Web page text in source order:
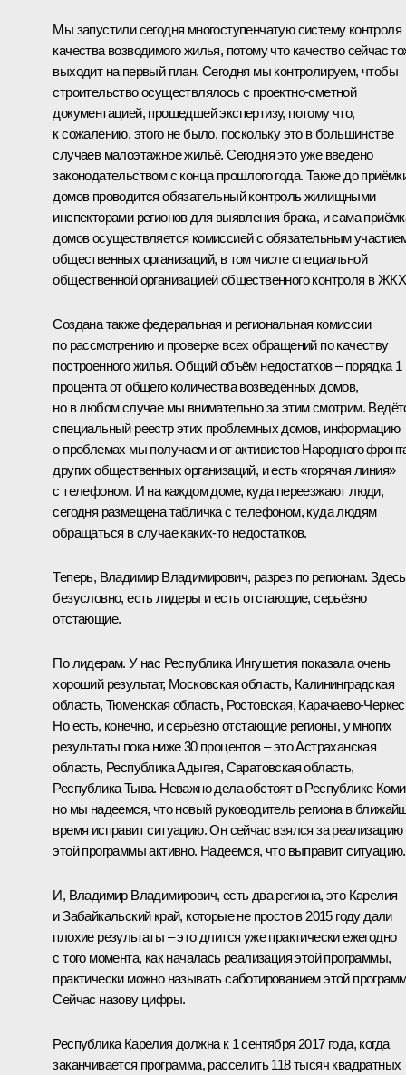
Мы запустили сегодня многоступенчатую систему контроля
качества возводимого жилья, потому что качество сейчас
выходит на первый план. Сегодня мы контролируем, чтобы
строительство осуществлялось с проектно-сметной
документацией, прошедшей экспертизу, потому что,
к сожалению, этого не было, поскольку это в большинстве
случаев малоэтажное жильё. Сегодня это уже введено
законодательством с конца прошлого года. Также до
домов проводится обязательный контроль жилищными
инспекторами регионов для выявления брака, и сама
домов осуществляется комиссией с обязательным
общественных организаций, в том числе специальной
общественной организацией общественного контроля в
Создана также федеральная и региональная комиссии
по рассмотрению и проверке всех обращений по качеству
построенного жилья. Общий объём недостатков – порядка 1
процента от общего количества возведённых домов,
но в любом случае мы внимательно за этим смотрим.
специальный реестр этих проблемных домов, информацию
о проблемах мы получаем и от активистов Народного
других общественных организаций, и есть «горячая линия»
с телефоном. И на каждом доме, куда переезжают люди,
сегодня размещена табличка с телефоном, куда людям
обращаться в случае каких‑то недостатков.
Теперь, Владимир Владимирович, разрез по регионам.
безусловно, есть лидеры и есть отстающие, серьёзно
отстающие.
По лидерам. У нас Республика Ингушетия показала очень
хороший результат, Московская область, Калининградская
область, Тюменская область, Ростовская, Карачаево-
Но есть, конечно, и серьёзно отстающие регионы, у многих
результаты пока ниже 30 процентов – это Астраханская
область, Республика Адыгея, Саратовская область,
Республика Тыва. Неважно дела обстоят в Республике
но мы надеемся, что новый руководитель региона в
время исправит ситуацию. Он сейчас взялся за реализацию
этой программы активно. Надеемся, что выправит ситуацию.
И, Владимир Владимирович, есть два региона, это Карелия
и Забайкальский край, которые не просто в 2015 году дали
плохие результаты – это длится уже практически ежегодно
с того момента, как началась реализация этой программы,
практически можно называть саботированием этой
Сейчас назову цифры.
Республика Карелия должна к 1 сентября 2017 года, когда
заканчивается программа, расселить 118 тысяч квадратных